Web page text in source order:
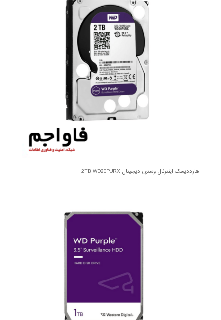
هارددیسک اینترنال وسترن دیجیتال 2TB WD20PURX